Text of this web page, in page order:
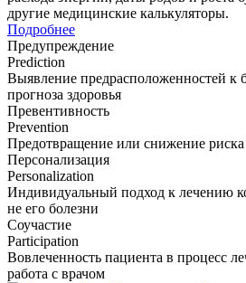
другие медицинские калькуляторы.
Подробнее
Предупреждение
Prediction
Выявление предрасположенностей к
прогноза здоровья
Превентивность
Prevention
Предотвращение или снижение риска
Персонализация
Personalization
Индивидуальный подход к лечению
не его болезни
Соучастие
Participation
Вовлеченность пациента в процесс
работа с врачом